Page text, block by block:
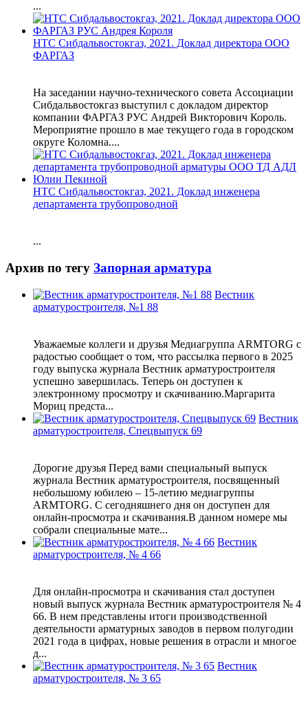
...
НТС Сибдальвостокгаз, 2021. Доклад директора ООО
ФАРГАЗ
На заседании научно-технического совета Ассоциации
Сибдальвостокгаз выступил с докладом директор
компании ФАРГАЗ РУС Андрей Викторович Король.
Мероприятие прошло в мае текущего года в городском
округе Коломна....
НТС Сибдальвостокгаз, 2021. Доклад инженера
департамента трубопроводной
...
Архив по тегу Запорная арматура
Вестник
арматуростроителя, №1 88
Уважаемые коллеги и друзья Медиагруппа ARMTORG с
радостью сообщает о том, что рассылка первого в 2025
году выпуска журнала Вестник арматуростроителя
успешно завершилась. Теперь он доступен к
электронному просмотру и скачиванию.Маргарита
Мориц предста...
Вестник
арматуростроителя, Спецвыпуск 69
Дорогие друзья Перед вами специальный выпуск
журнала Вестник арматуростроителя, посвященный
небольшому юбилею – 15-летию медиагруппы
ARMTORG. С сегодняшнего дня он доступен для
онлайн-просмотра и скачивания.В данном номере мы
собрали специальные мате...
Вестник
арматуростроителя, № 4 66
Для онлайн-просмотра и скачивания стал доступен
новый выпуск журнала Вестник арматуростроителя № 4
66. В нем представлены итоги производственной
деятельности арматурных заводов в первом полугодии
2021 года в цифрах, новые решения в отрасли и многое
д...
Вестник
арматуростроителя, № 3 65